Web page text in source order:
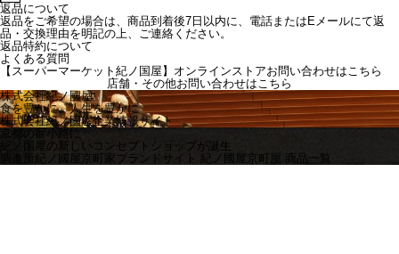
返品について
返品をご希望の場合は、商品到着後7日以内に、電話またはEメールにて返
品・交換理由を明記の上、ご連絡ください。
返品特約について
よくある質問
【スーパーマーケット紀ノ国屋】オンラインストアお問い合わせはこちら
店舗・その他お問い合わせは こちら
株式会社紀ノ國屋
食を豊かに、人生を豊かに
株式会社紀ノ國屋企業情報サイト
京都の富小路に
紀ノ国屋の新しいコンセプトショップが誕生
調進所紀ノ國屋京町家ブランドサイト 紀ノ國屋京町屋 商品一覧